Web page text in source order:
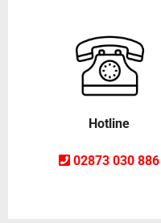
Hotline
02873 030 886